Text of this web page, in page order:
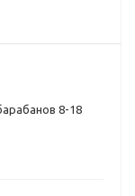
8-18